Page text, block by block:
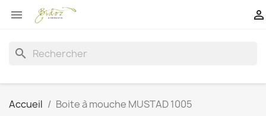
 
search
Accueil Boite à mouche MUSTAD 1005